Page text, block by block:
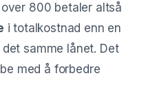
800 betaler altså
i totalkostnad enn en
samme lånet. Det
med å forbedre